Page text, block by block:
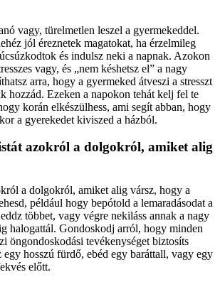
vagy, türelmetlen leszel a gyermekeddel.
jól éreznetek magatokat, ha érzelmileg
és indulsz neki a napnak. Azokon
vagy, és „nem késhetsz el” a nagy
arra, hogy a gyermeked átveszi a stresszt
hozzád. Ezeken a napokon tehát kelj fel te
korán elkészülhess, ami segít abban, hogy
a gyerekedet kiviszed a házból.
azokról a dolgokról, amiket alig
a dolgokról, amiket alig vársz, hogy a
például hogy bepótold a lemaradásodat a
többet, vagy végre nekiláss annak a nagy
halogattál. Gondoskodj arról, hogy minden
öngondoskodási tevékenységet biztosíts
egy hosszú fürdő, ebéd egy baráttall, vagy egy
előtt.